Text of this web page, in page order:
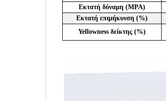
Εκτατή δύναμη (MPA)
Εκτατή επιμήκυνση (%)
Yellowness δείκτης (%)